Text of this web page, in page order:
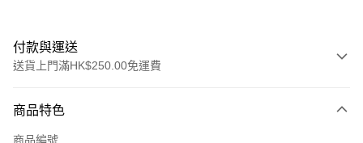
付款與運送
送貨上門滿HK$250.00免運費
信用卡
商品特色
商品編號